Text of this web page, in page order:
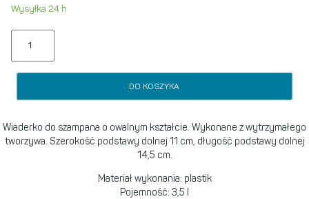
Wysyłka 24 h
DO KOSZYKA
Wiaderko do szampana o owalnym kształcie. Wykonane z wytrzymałego
tworzywa. Szerokość podstawy dolnej 11 cm, długość podstawy dolnej
14,5 cm.
Materiał wykonania: plastik
Pojemność: 3,5 l